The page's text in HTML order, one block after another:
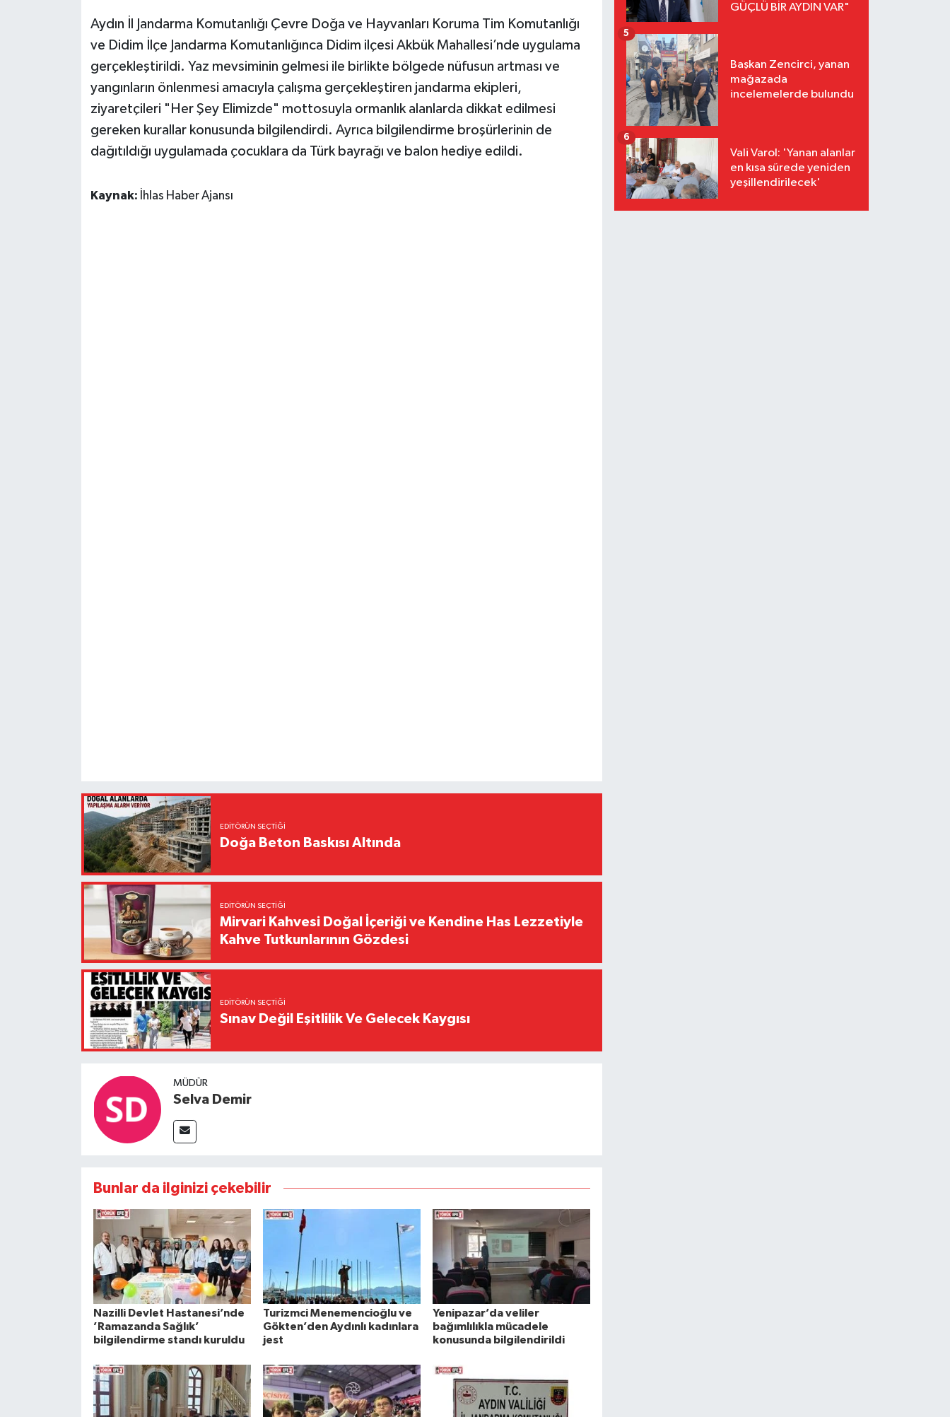
Aydın İl Jandarma Komutanlığı Çevre Doğa ve Hayvanları Koruma Tim Komutanlığı
ve Didim İlçe Jandarma Komutanlığınca Didim ilçesi Akbük Mahallesi’nde uygulama
gerçekleştirildi. Yaz mevsiminin gelmesi ile birlikte bölgede nüfusun artması ve
yangınların önlenmesi amacıyla çalışma gerçekleştiren jandarma ekipleri,
ziyaretçileri "Her Şey Elimizde" mottosuyla ormanlık alanlarda dikkat edilmesi
gereken kurallar konusunda bilgilendirdi. Ayrıca bilgilendirme broşürlerinin de
dağıtıldığı uygulamada çocuklara da Türk bayrağı ve balon hediye edildi.
Kaynak: İhlas Haber Ajansı
EDITÖRÜN SEÇTIĞI
Doğa Beton Baskısı Altında
EDITÖRÜN SEÇTIĞI
Mirvari Kahvesi Doğal İçeriği ve Kendine Has Lezzetiyle
Kahve Tutkunlarının Gözdesi
EDITÖRÜN SEÇTIĞI
Sınav Değil Eşitlilik Ve Gelecek Kaygısı
MÜDÜR
Selva Demir
Bunlar da ilginizi çekebilir
Nazilli Devlet Hastanesi’nde
’Ramazanda Sağlık’
bilgilendirme standı kuruldu
Turizmci Menemencioğlu ve
Gökten’den Aydınlı kadınlara
jest
Yenipazar’da veliler
bağımlılıkla mücadele
konusunda bilgilendirildi
GÜÇLÜ BİR AYDIN VAR"
Başkan Zencirci, yanan
mağazada
incelemelerde bulundu
5
Vali Varol: 'Yanan alanlar
en kısa sürede yeniden
yeşillendirilecek'
6